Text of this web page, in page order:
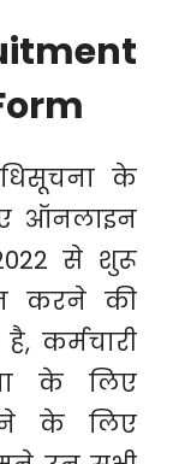
के
ऑनलाइन
से शुरू
करने की
कर्मचारी
के लिए
के लिए